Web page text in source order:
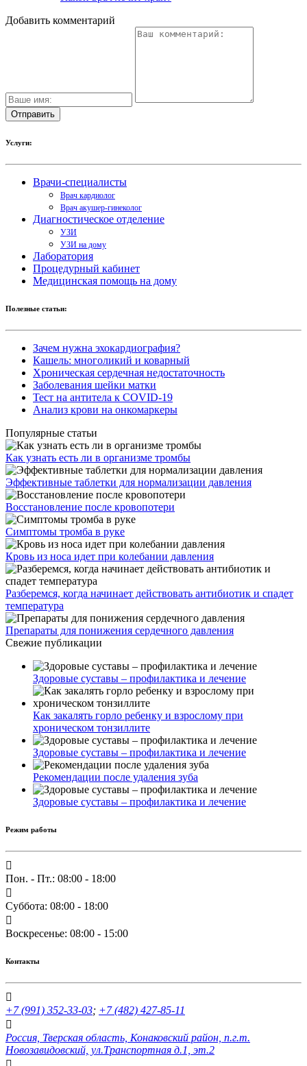
Добавить комментарий
Услуги:
Врачи-специалисты
Врач кардиолог
Врач акушер-гинеколог
Диагностическое отделение
УЗИ
УЗИ на дому
Лаборатория
Процедурный кабинет
Медицинская помощь на дому
Полезные статьи:
Зачем нужна эхокардиография?
Кашель: многоликий и коварный
Хроническая сердечная недостаточность
Заболевания шейки матки
Тест на антитела к COVID-19
Анализ крови на онкомаркеры
Популярные статьи
Как узнать есть ли в организме тромбы
Эффективные таблетки для нормализации давления
Восстановление после кровопотери
Симптомы тромба в руке
Кровь из носа идет при колебании давления
Разберемся, когда начинает действовать антибиотик и спадет
температура
Препараты для понижения сердечного давления
Свежие публикации
Здоровые суставы – профилактика и лечение
Как закалять горло ребенку и взрослому при
хроническом тонзиллите
Здоровые суставы – профилактика и лечение
Рекомендации после удаления зуба
Здоровые суставы – профилактика и лечение
Режим работы
Пон. - Пт.: 08:00 - 18:00
Суббота: 08:00 - 18:00
Воскресенье: 08:00 - 15:00
Контакты
+7 (991) 352-33-03; +7 (482) 427-85-11
Россия, Тверская область, Конаковский район, п.г.т.
Новозавидовский, ул.Транспортная д.1, эт.2